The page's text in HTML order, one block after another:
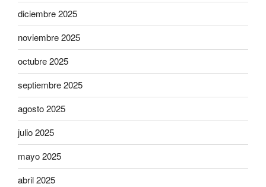
diciembre 2025
noviembre 2025
octubre 2025
septiembre 2025
agosto 2025
julio 2025
mayo 2025
abril 2025